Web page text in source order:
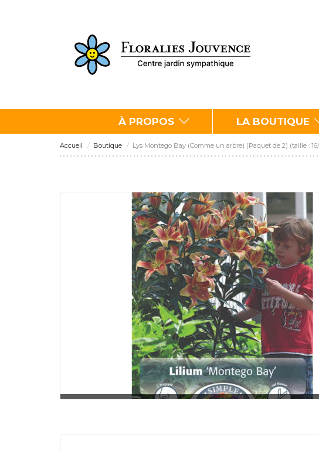
À PROPOS LA BOUTIQUE
Accueil Boutique Lys Montego Bay (Comme un arbre) (Paquet de 2) (taille :